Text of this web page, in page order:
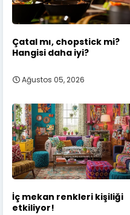
Çatal mı, chopstick mi?
Hangisi daha iyi?
Ağustos 05, 2026
İç mekan renkleri kişiliği
etkiliyor!